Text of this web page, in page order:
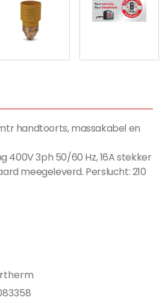
handtoorts, massakabel en
400V 3ph 50/60 Hz, 16A stekker
meegeleverd. Perslucht: 210